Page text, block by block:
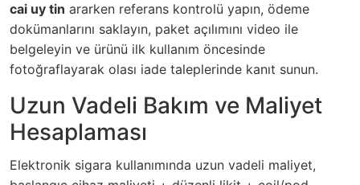
cai uy tin ararken referans kontrolü yapın, ödeme
dokümanlarını saklayın, paket açılımını video ile
belgeleyin ve ürünü ilk kullanım öncesinde
fotoğraflayarak olası iade taleplerinde kanıt sunun.
Uzun Vadeli Bakım ve Maliyet
Hesaplaması
Elektronik sigara kullanımında uzun vadeli maliyet,